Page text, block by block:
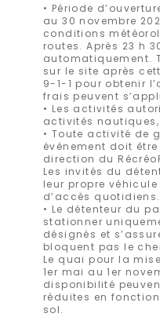
• Période
au 30 novembre
conditions
routes. Après 23 h
automatiquement.
sur le site après
9-1-1 pour obtenir
frais peuvent
• Les activités
activités
• Toute activité de
événement doit
direction du
Les invités du
leur propre
d’accès quotidiens.
• Le détenteur du
stationner
désignés et
bloquent pas le
Le quai pour la
1er mai au 1er
disponibilité
réduites en
sol.